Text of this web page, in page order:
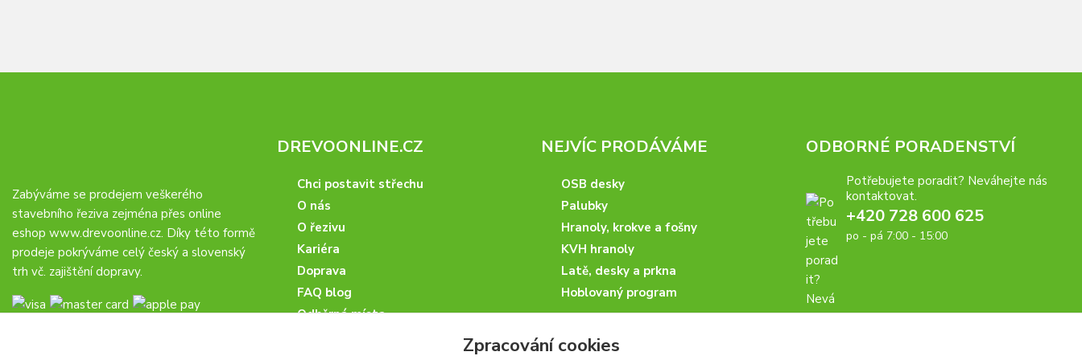
Zabýváme se prodejem veškerého
stavebního řeziva zejména přes online
eshop www.drevoonline.cz. Díky této formě
prodeje pokrýváme celý český a slovenský
trh vč. zajištění dopravy.
DREVOONLINE.CZ
Chci postavit střechu
O nás
O řezivu
Kariéra
Doprava
FAQ blog
Odběrná místa
NEJVÍC PRODÁVÁME
OSB desky
Palubky
Hranoly, krokve a fošny
KVH hranoly
Latě, desky a prkna
Hoblovaný program
ODBORNÉ PORADENSTVÍ
Potřebujete poradit? Neváhejte nás
kontaktovat.
+420 728 600 625
po - pá 7:00 - 15:00
Zpracování cookies